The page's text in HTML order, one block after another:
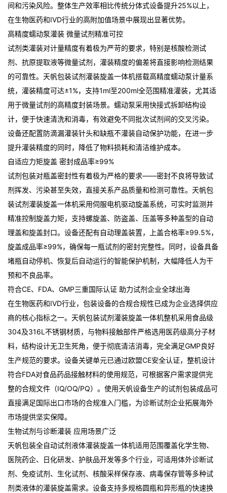
间和污染风险。整体生产效率相比传统分体式设备提升25%以上，
在生物医药和IVD行业的高附加值场景中展现出显著优势。
高精度蠕动泵灌装 微量试剂精准可控
试剂类灌装对计量精度有着极为严苛的要求，特别是核酸检测试
剂、抗原提取液等微量试剂，灌装精度的偏差将直接影响检测结果
的可靠性。天帆包装试剂灌装旋盖一体机搭载高精度蠕动泵计量系
统，灌装精度可达±1%，支持1ml至200ml全范围精准灌装，尤其适
用于微量试剂的高精度封装场景。蠕动泵采用快接式拆卸结构设
计，便于快速清洗和消毒，有效避免不同批次试剂间的交叉污染。
设备还配置防滴漏灌装针头和缺瓶不灌装自动保护功能，在进一步
提升灌装精度的同时，降低了物料损耗和清洁维护成本。
自适应力矩旋盖 密封成品率≥99%
试剂包装对瓶盖密封性有着极为严格的要求——密封不良将导致试
剂挥发、污染甚至失效，直接关系产品质量和检测可靠性。天帆包
装试剂灌装旋盖一体机采用伺服电机驱动旋盖系统，可实时监测并
精准控制旋盖力矩，支持螺旋盖、防盗盖、压盖等多种盖型的自动
理盖和旋盖封口。设备还配有自动理盖装置，上盖合格率≥99.5%，
旋盖成品率≥99%，确保每一瓶试剂的密封完整性。同时，设备具备
堵瓶自动停机、恢复后自动运行的智能保护机制，大幅降低人为干
预和不良品率。
符合CE、FDA、GMP三重国际认证 助力试剂企业全球出海
在生物医药和IVD行业，包装设备的合规合规性已成为企业选择供应
商的核心指标之一。天帆包装试剂灌装旋盖一体机整机采用食品级
304及316L不锈钢材质，与物料接触部件严格选用医药级高分子材
料，结构设计无卫生死角，便于彻底清洁消毒，完全满足GMP良好
生产规范的要求。设备关键单元已通过欧盟CE安全认证，整机设计
符合FDA对食品药品接触材料的使用规范，可根据客户需求提供完
整的合规文件（IQ/OQ/PQ） 。使用天帆设备生产的试剂包装成品可
直接满足国际出口市场的合规准入门槛，为诊断试剂企业拓展海外
市场提供坚实保障。
生物试剂与诊断灌装 应用场景广泛
天帆包装全自动试剂液体灌装旋盖一体机适用范围覆盖化学生物、
医院药企、日化研发、护肤品开发等多个行业，可适用体外诊断试
剂、免疫试剂、生化试剂、核酸采样保存液、病毒保存管等多种试
剂类液体的灌装旋盖需求。设备支持多规格圆瓶和异形瓶的快速换